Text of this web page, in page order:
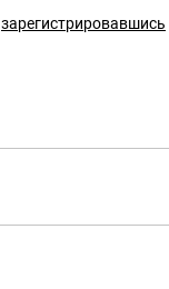
зарегистрировавшись